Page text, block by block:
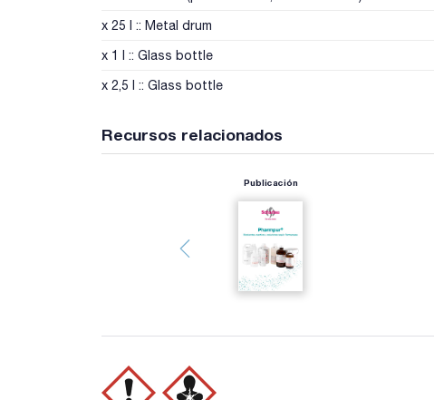
x 25 l :: Metal drum
x 1 l :: Glass bottle
x 2,5 l :: Glass bottle
Recursos relacionados
Publicación